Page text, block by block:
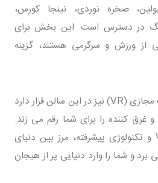
صخره نوردی، نینجا کورس،
در دسترس است. این بخش برای
از ورزش و سرگرمی هستند، گزینه
همچنین بازی های واقعیت مجازی (VR) نیز در این سالن قرار دارد
غرق کننده را برای شما رقم می زند.
استفاده از عینک های VR و تکنولوژی پیشرفته، مرز بین دنیای
و شما را وارد دنیایی پر از هیجان